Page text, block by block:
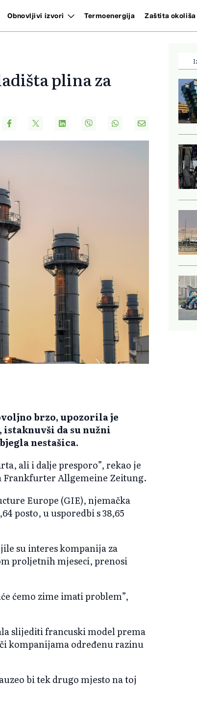
Obnovljivi izvori Termoenergija Zaštita okoliša
plina za
brzo, upozorila je
da su nužni
nestašica.
ali i dalje presporo”, rekao je
Frankfurter Allgemeine Zeitung.
Europe (GIE), njemačka
posto, u usporedbi s 38,65
su interes kompanija za
proljetnih mjeseci, prenosi
ćemo zime imati problem”,
slijediti francuski model prema
kompanijama određenu razinu
bi tek drugo mjesto na toj